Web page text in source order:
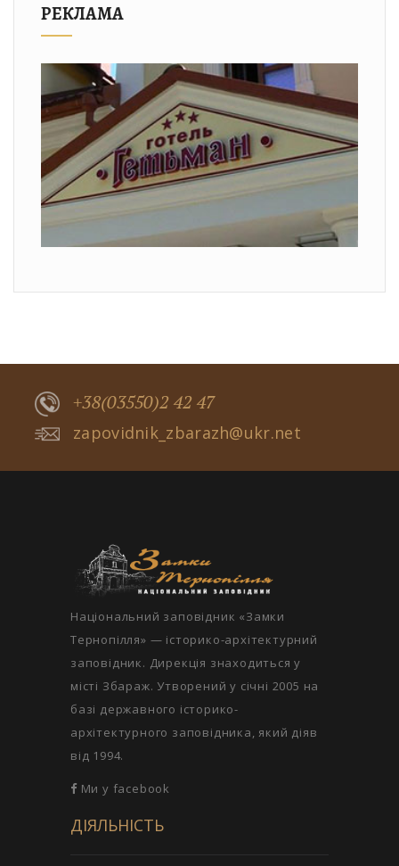
РЕКЛАМА
+38(03550)2 42 47
zapovidnik_zbarazh@ukr.net
Національний заповідник «Замки
Тернопілля» — історико-архітектурний
заповідник. Дирекція знаходиться у
місті Збараж. Утворений у січні 2005 на
базі державного історико-
архітектурного заповідника, який діяв
від 1994.
Ми у facebook
ДІЯЛЬНІСТЬ